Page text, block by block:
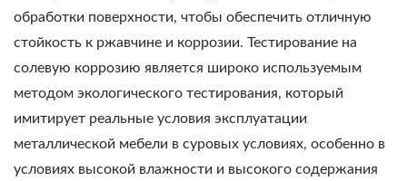
обработки поверхности, чтобы обеспечить отличную
стойкость к ржавчине и коррозии. Тестирование на
солевую коррозию является широко используемым
методом экологического тестирования, который
имитирует реальные условия эксплуатации
металлической мебели в суровых условиях, особенно в
условиях высокой влажности и высокого содержания